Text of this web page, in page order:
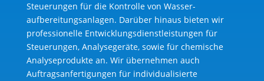
Steuerungen für die Kontrolle von Wasser­
aufbereitungs­anlagen. Darüber hinaus bieten wir
professionelle Entwicklungs­dienst­leistungen für
Steuerungen, Analysegeräte, sowie für chemische
Analyse­produkte an. Wir übernehmen auch
Auftragsanfertigungen für individualisierte